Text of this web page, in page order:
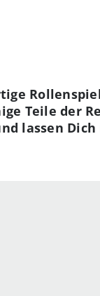
Teile der
lassen